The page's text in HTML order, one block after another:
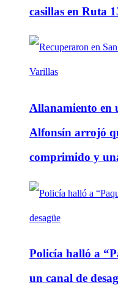
casillas en Ruta
Allanamiento en
Alfonsín arrojó
comprimido y
Policía halló a
un canal de